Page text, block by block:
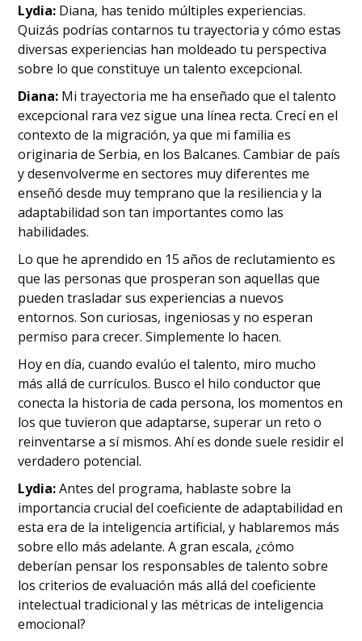
Lydia: Diana, has tenido múltiples experiencias.
Quizás podrías contarnos tu trayectoria y cómo estas
diversas experiencias han moldeado tu perspectiva
sobre lo que constituye un talento excepcional.
Diana: Mi trayectoria me ha enseñado que el talento
excepcional rara vez sigue una línea recta. Crecí en el
contexto de la migración, ya que mi familia es
originaria de Serbia, en los Balcanes. Cambiar de país
y desenvolverme en sectores muy diferentes me
enseñó desde muy temprano que la resiliencia y la
adaptabilidad son tan importantes como las
habilidades.
Lo que he aprendido en 15 años de reclutamiento es
que las personas que prosperan son aquellas que
pueden trasladar sus experiencias a nuevos
entornos. Son curiosas, ingeniosas y no esperan
permiso para crecer. Simplemente lo hacen.
Hoy en día, cuando evalúo el talento, miro mucho
más allá de currículos. Busco el hilo conductor que
conecta la historia de cada persona, los momentos en
los que tuvieron que adaptarse, superar un reto o
reinventarse a sí mismos. Ahí es donde suele residir el
verdadero potencial.
Lydia:Antes del programa, hablaste sobre la
importancia crucial del coeficiente de adaptabilidad en
esta era de la inteligencia artificial, y hablaremos más
sobre ello más adelante. A gran escala, ¿cómo
deberían pensar los responsables de talento sobre
los criterios de evaluación más allá del coeficiente
intelectual tradicional y las métricas de inteligencia
emocional?